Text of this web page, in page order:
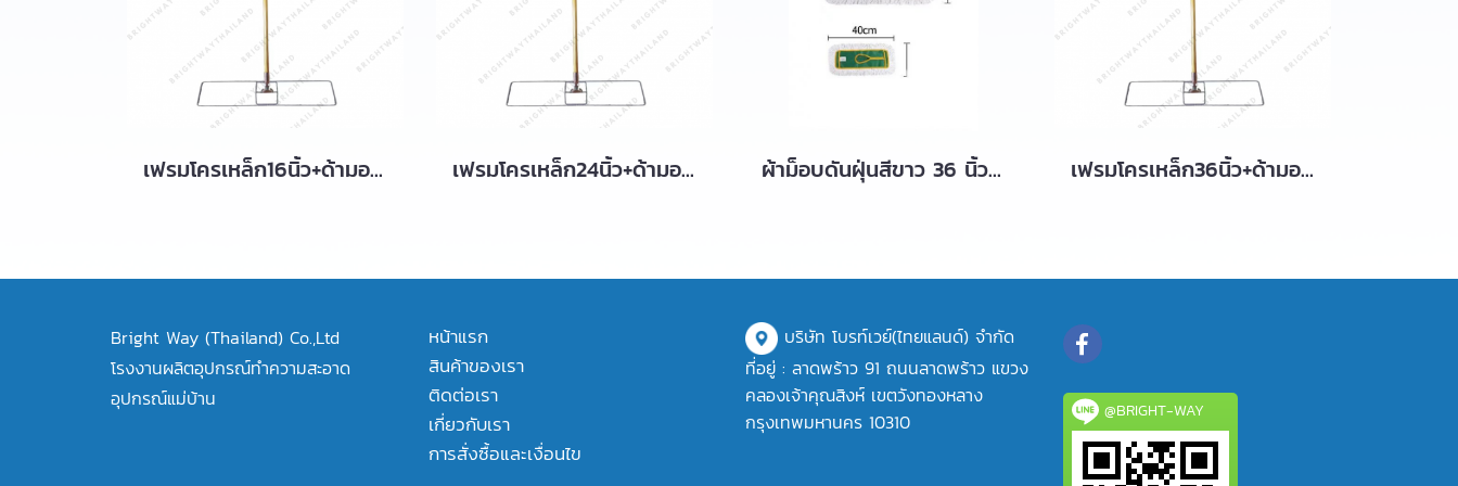
เฟรมโครเหล็ก16นิ้ว+ด้ามอลูมีเนียม1.5เมตร มีสต๊อก เฟรมโครเหล็ก24นิ้ว+ด้ามอลูมีเนียม1.5เมตร มีสต๊อก ผ้าม็อบดันฝุ่นสีขาว 36 นิ้ว (90cm) มีสตีอก เฟรมโครเหล็ก36นิ้ว+ด้ามอลูมีเนียม1.5เมตร มีสต๊อก
Bright Way (Thailand) Co.,Ltd
โรงงานผลิตอุปกรณ์ทำความสะอาด
อุปกรณ์แม่บ้าน
หน้าแรก
สินค้าของเรา
ติดต่อเรา
เกี่ยวกับเรา
การสั่งซื้อและเงื่อนไข
บริษัท โบรท์เวย์(ไทยแลนด์) จำกัด
ที่อยู่ : ลาดพร้าว 91 ถนนลาดพร้าว แขวง
คลองเจ้าคุณสิงห์ เขตวังทองหลาง
กรุงเทพมหานคร 10310
@BRIGHT-WAY